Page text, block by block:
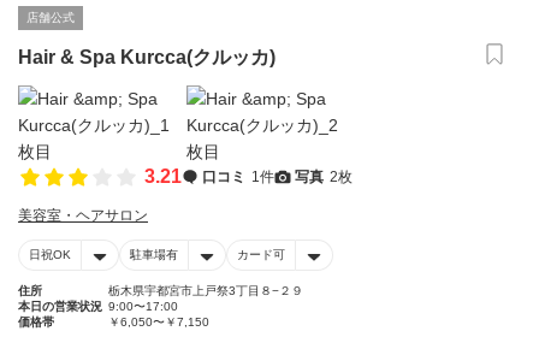
店舗公式
Hair & Spa Kurcca(クルッカ)
3.21 口コミ 1件 写真 2枚
美容室・ヘアサロン
日祝OK 駐車場有 カード可
住所
栃木県宇都宮市上戸祭3丁目８−２９
本日の営業状況 9:00〜17:00
価格帯
￥6,050〜￥7,150